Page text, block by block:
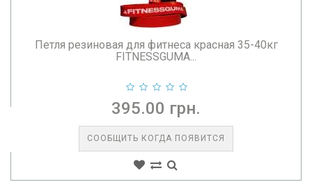
Петля резиновая для фитнеса красная 35-40кг
FITNESSGUMA...
395.00 грн.
СООБЩИТЬ КОГДА ПОЯВИТСЯ